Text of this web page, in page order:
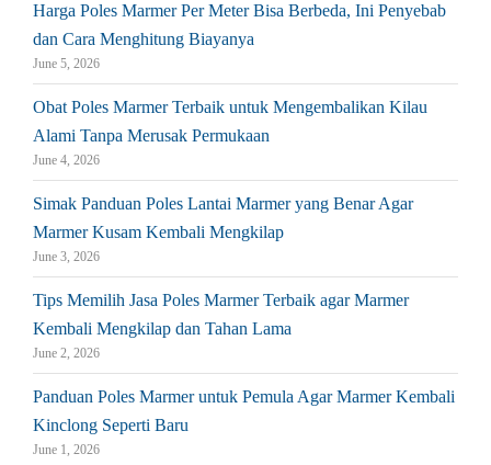
Harga Poles Marmer Per Meter Bisa Berbeda, Ini Penyebab
dan Cara Menghitung Biayanya
June 5, 2026
Obat Poles Marmer Terbaik untuk Mengembalikan Kilau
Alami Tanpa Merusak Permukaan
June 4, 2026
Simak Panduan Poles Lantai Marmer yang Benar Agar
Marmer Kusam Kembali Mengkilap
June 3, 2026
Tips Memilih Jasa Poles Marmer Terbaik agar Marmer
Kembali Mengkilap dan Tahan Lama
June 2, 2026
Panduan Poles Marmer untuk Pemula Agar Marmer Kembali
Kinclong Seperti Baru
June 1, 2026